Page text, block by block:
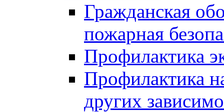
Гражданская
пожарная
Профилактика
Профилактика
других